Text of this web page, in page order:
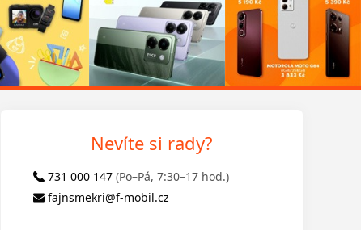
Nevíte si rady?
731 000 147 (Po–Pá, 7:30–17 hod.)
fajnsmekri@f-mobil.cz